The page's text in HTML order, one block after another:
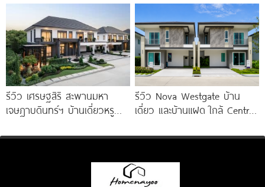
ทะเลสาบ ทำเลใกล้รถไฟฟ้า และ
ทางด่วน 3 สาย
Clubhouse วิวทะเลสาบ
รีวิว เศรษฐสิริ สะพานมหา
เจษฎาบดินทร์ฯ บ้านเดี่ยวหรู
รถไฟฟ้า และทางด่วน เริ่ม 15.9
รีวิว Nova Westgate บ้าน
เดี่ยว และบ้านแฝด ใกล้ Central